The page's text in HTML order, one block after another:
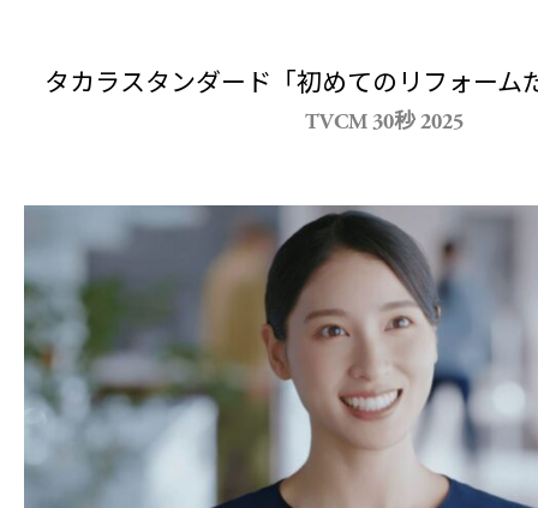
タカラスタンダード「初めてのリフォーム
TVCM 30秒 2025